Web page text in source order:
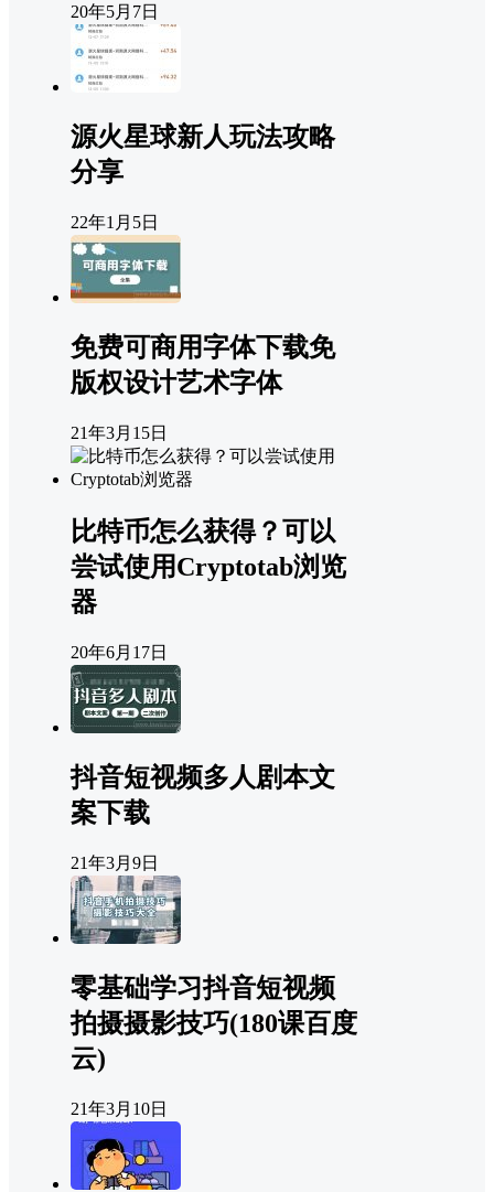
20年5月7日
源火星球新人玩法攻略
分享
22年1月5日
免费可商用字体下载免
版权设计艺术字体
21年3月15日
比特币怎么获得？可以
尝试使用Cryptotab浏览
器
20年6月17日
抖音短视频多人剧本文
案下载
21年3月9日
零基础学习抖音短视频
拍摄摄影技巧(180课百度
云)
21年3月10日